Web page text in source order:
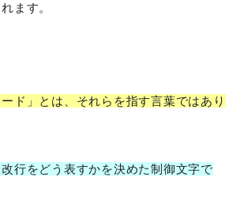
ます。
ド」とは、それらを指す言葉ではあり
行をどう表すかを決めた制御文字で